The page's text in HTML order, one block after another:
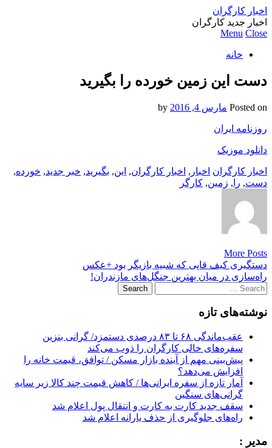
اخبار کارگران
اخبار جدید کارگران
Menu Close
خانه
دست این زمین خورده را بگیرید
Posted on مارس 4, 2016
روزنامه ایران
دانلود موزیک
اخبار کارگران اخبار , اخبار کارگران, این, بگیرید, خبر جدید, خورده,
دست, را , زمین, کارگر
More Posts
Post
navigation
دستگیری کیف قاپی که شبیه بازیگر بود +عکس
راه‌سازی در میان بهترین جنگل‌های مازندران!
Search
for:
نوشته‌های تازه
عقب‌ماندگی ۶۸ تا ۸۳ درصدی دستمزد/ گرانی بنزین
سفره‌های خالی کارگران را ذوب می‌کند
پیش‌بینی مهم از آینده بازار مسکن / توافق، قیمت خانه را
افزایش می‌دهد؟
آمار تازه از سفره ایرانی‌ها / کاهش قیمت چند کالا زیر سایه
گرانی‌های سنگین
سقف جدید کارت به کارت و انتقال پول اعلام شد
راه‌های جلوگیری از حذف یارانه اعلام شد
مدیر :